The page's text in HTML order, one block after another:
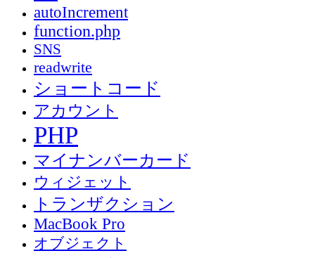
autoIncrement
function.php
SNS
readwrite
ショートコード
アカウント
PHP
マイナンバーカード
ウィジェット
トランザクション
MacBook Pro
オブジェクト